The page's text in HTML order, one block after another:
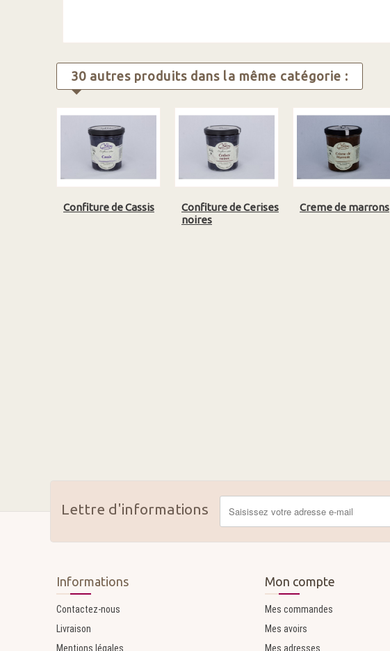
30 autres produits dans la même catégorie :
Confiture de Cassis
Confiture de Cerises
noires
Creme de marrons
Lettre d'informations
Informations
Contactez-nous
Livraison
Mentions légales
Mon compte
Mes commandes
Mes avoirs
Mes adresses